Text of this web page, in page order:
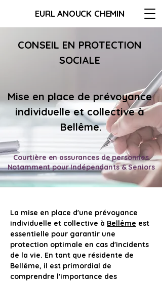
EURL ANOUCK CHEMIN
CONSEIL EN PROTECTION
SOCIALE
Mise en place de prévoyance
individuelle et collective à
Bellême.
Courtière en assurances de personnes
Notamment pour Indépendants & Seniors
La mise en place d'une prévoyance
individuelle et collective à Bellême est
essentielle pour garantir une
protection optimale en cas d'incidents
de la vie. En tant que résidente de
Bellême, il est primordial de
comprendre l'importance des